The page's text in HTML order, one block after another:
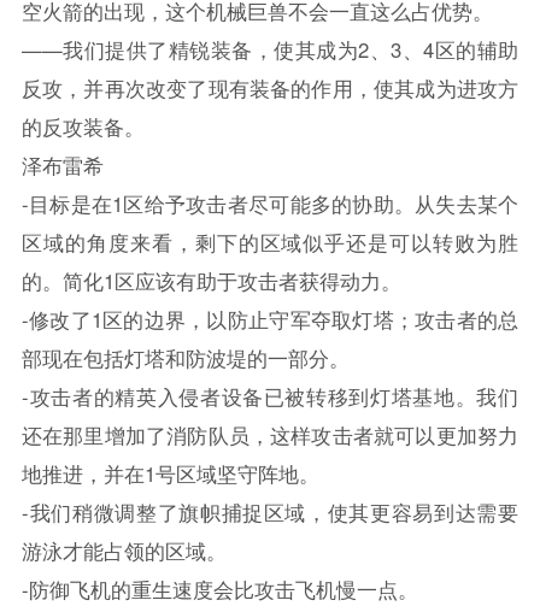
空火箭的出现，这个机械巨兽不会一直这么占优势。
——我们提供了精锐装备，使其成为2、3、4区的辅助
反攻，并再次改变了现有装备的作用，使其成为进攻方
的反攻装备。
泽布雷希
-目标是在1区给予攻击者尽可能多的协助。从失去某个
区域的角度来看，剩下的区域似乎还是可以转败为胜
的。简化1区应该有助于攻击者获得动力。
-修改了1区的边界，以防止守军夺取灯塔；攻击者的总
部现在包括灯塔和防波堤的一部分。
-攻击者的精英入侵者设备已被转移到灯塔基地。我们
还在那里增加了消防队员，这样攻击者就可以更加努力
地推进，并在1号区域坚守阵地。
-我们稍微调整了旗帜捕捉区域，使其更容易到达需要
游泳才能占领的区域。
-防御飞机的重生速度会比攻击飞机慢一点。